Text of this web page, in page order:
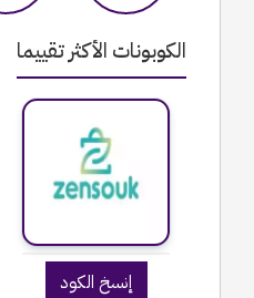
الكوبونات الأكثر تقييما
إنسخ الكود